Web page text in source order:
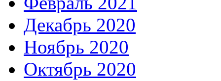
Декабрь 2020
Ноябрь 2020
Октябрь 2020